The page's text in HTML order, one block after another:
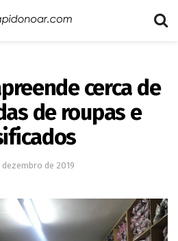
cerca de
de roupas e
dezembro de 2019